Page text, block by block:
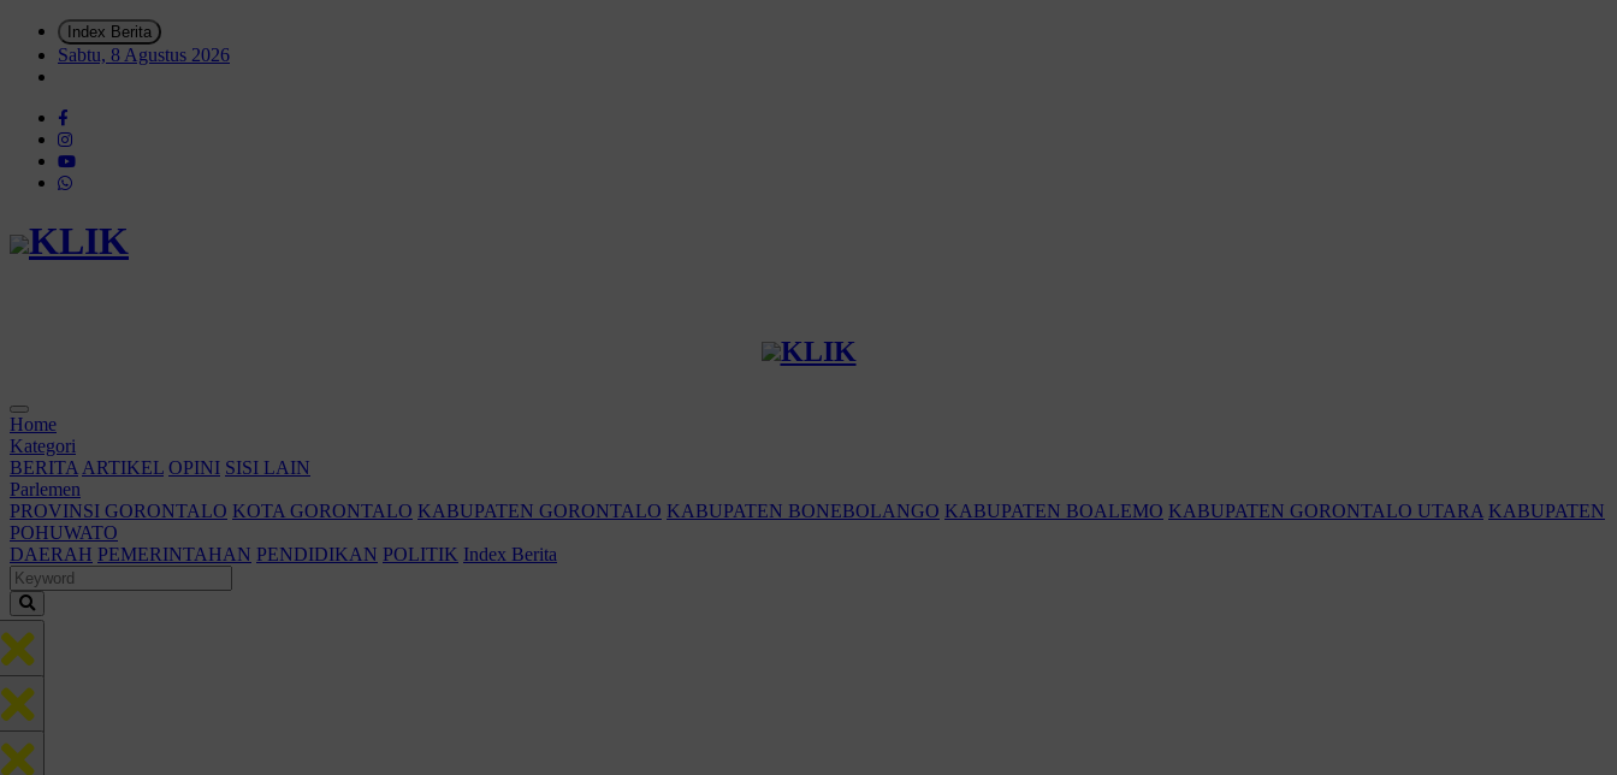
Index Berita
Sabtu, 8 Agustus 2026
KLIK
KLIK
Home
Kategori
BERITA ARTIKEL OPINI SISI LAIN
Parlemen
PROVINSI GORONTALO KOTA GORONTALO KABUPATEN GORONTALO KABUPATEN BONEBOLANGO KABUPATEN BOALEMO KABUPATEN GORONTALO UTARA KABUPATEN
POHUWATO
DAERAH PEMERINTAHAN PENDIDIKAN POLITIK Index Berita